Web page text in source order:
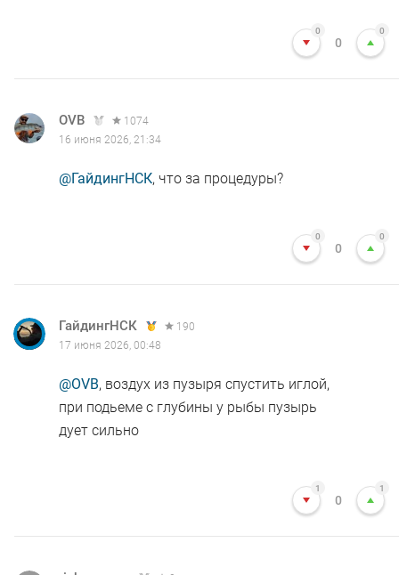
0
0
0
OVB
1074
16 июня 2026, 21:34
@ГайдингНСК, что за процедуры?
0
0
0
ГайдингНСК
190
17 июня 2026, 00:48
@OVB, воздух из пузыря спустить иглой,
при подьеме с глубины у рыбы пузырь
дует сильно
1
0
1